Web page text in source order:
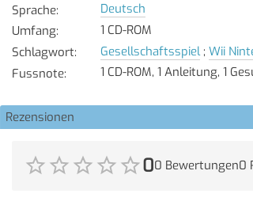
Sprache:
Deutsch
Umfang:
1 CD-ROM
Schlagwort: Gesellschaftsspiel; Wii
Fussnote: 1 CD-ROM, 1 Anleitung, 1
Rezensionen
00 Bewertungen0